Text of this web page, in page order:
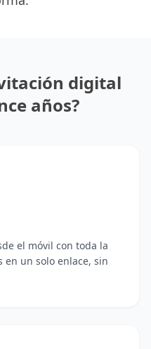
digital
años?
el móvil con toda la
en un solo enlace, sin